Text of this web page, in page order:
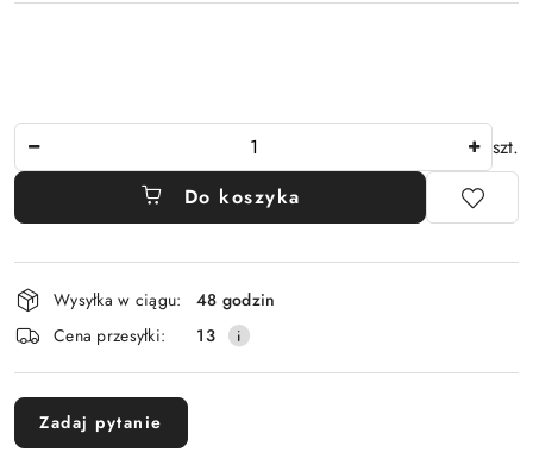
szt.
Do koszyka
Dostępność
i
dostawa
Wysyłka w ciągu:
48 godzin
Cena przesyłki:
13
Zadaj pytanie